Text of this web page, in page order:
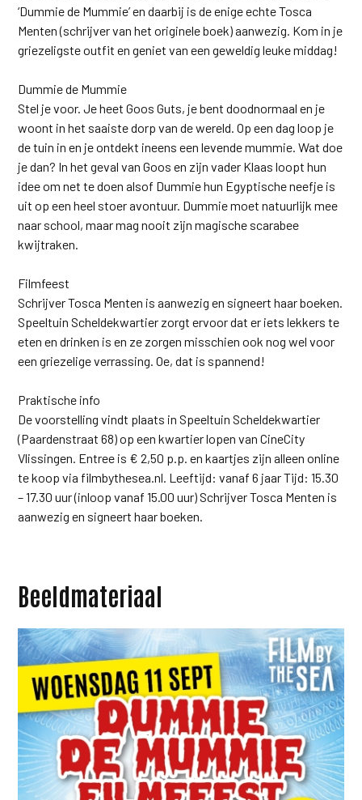
‘Dummie de Mummie’ en daarbij is de enige echte Tosca
Menten (schrijver van het originele boek) aanwezig. Kom in je
griezeligste outfit en geniet van een geweldig leuke middag!
Dummie de Mummie
Stel je voor. Je heet Goos Guts, je bent doodnormaal en je
woont in het saaiste dorp van de wereld. Op een dag loop je
de tuin in en je ontdekt ineens een levende mummie. Wat doe
je dan? In het geval van Goos en zijn vader Klaas loopt hun
idee om net te doen alsof Dummie hun Egyptische neefje is
uit op een heel stoer avontuur. Dummie moet natuurlijk mee
naar school, maar mag nooit zijn magische scarabee
kwijtraken.
Filmfeest
Schrijver Tosca Menten is aanwezig en signeert haar boeken.
Speeltuin Scheldekwartier zorgt ervoor dat er iets lekkers te
eten en drinken is en ze zorgen misschien ook nog wel voor
een griezelige verrassing. Oe, dat is spannend!
Praktische info
De voorstelling vindt plaats in Speeltuin Scheldekwartier
(Paardenstraat 68) op een kwartier lopen van CineCity
Vlissingen. Entree is € 2,50 p.p. en kaartjes zijn alleen online
te koop via filmbythesea.nl. Leeftijd: vanaf 6 jaar Tijd: 15.30
– 17.30 uur (inloop vanaf 15.00 uur) Schrijver Tosca Menten is
aanwezig en signeert haar boeken.
Beeldmateriaal